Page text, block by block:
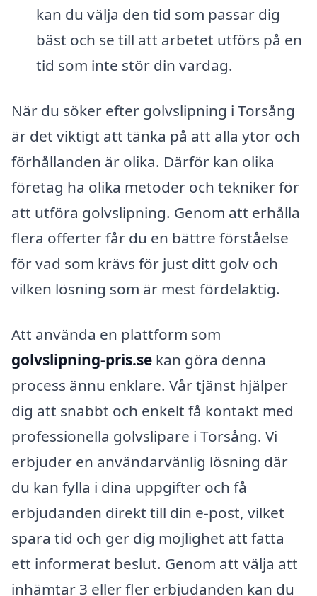
kan du välja den tid som passar dig
bäst och se till att arbetet utförs på en
tid som inte stör din vardag.
När du söker efter golvslipning i Torsång
är det viktigt att tänka på att alla ytor och
förhållanden är olika. Därför kan olika
företag ha olika metoder och tekniker för
att utföra golvslipning. Genom att erhålla
flera offerter får du en bättre förståelse
för vad som krävs för just ditt golv och
vilken lösning som är mest fördelaktig.
Att använda en plattform som
golvslipning-pris.se kan göra denna
process ännu enklare. Vår tjänst hjälper
dig att snabbt och enkelt få kontakt med
professionella golvslipare i Torsång. Vi
erbjuder en användarvänlig lösning där
du kan fylla i dina uppgifter och få
erbjudanden direkt till din e-post, vilket
spara tid och ger dig möjlighet att fatta
ett informerat beslut. Genom att välja att
inhämtar 3 eller fler erbjudanden kan du